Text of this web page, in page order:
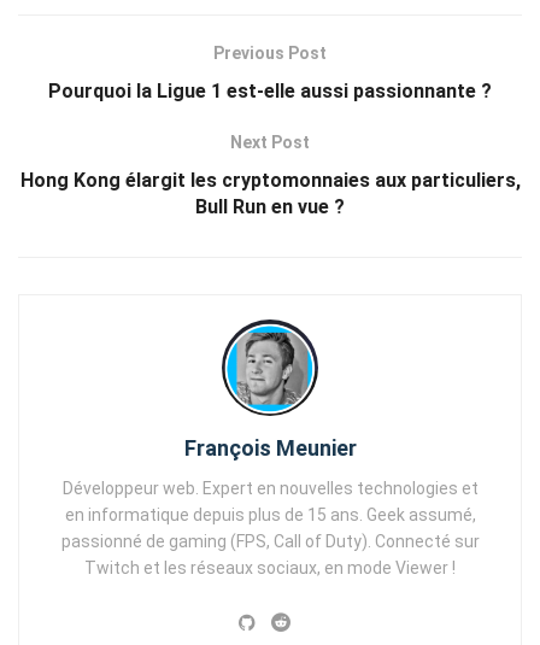
Previous Post
Pourquoi la Ligue 1 est-elle aussi passionnante ?
Next Post
Hong Kong élargit les cryptomonnaies aux particuliers,
Bull Run en vue ?
François Meunier
Développeur web. Expert en nouvelles technologies et
en informatique depuis plus de 15 ans. Geek assumé,
passionné de gaming (FPS, Call of Duty). Connecté sur
Twitch et les réseaux sociaux, en mode Viewer !